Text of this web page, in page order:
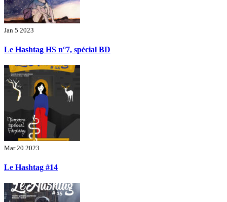
Jan 5 2023
Le Hashtag HS n°7, spécial BD
Mar 20 2023
Le Hashtag #14